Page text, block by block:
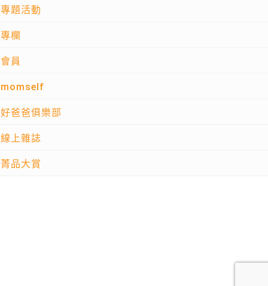
專題活動
專欄
會員
momself
好爸爸俱樂部
線上雜誌
菁品大賞